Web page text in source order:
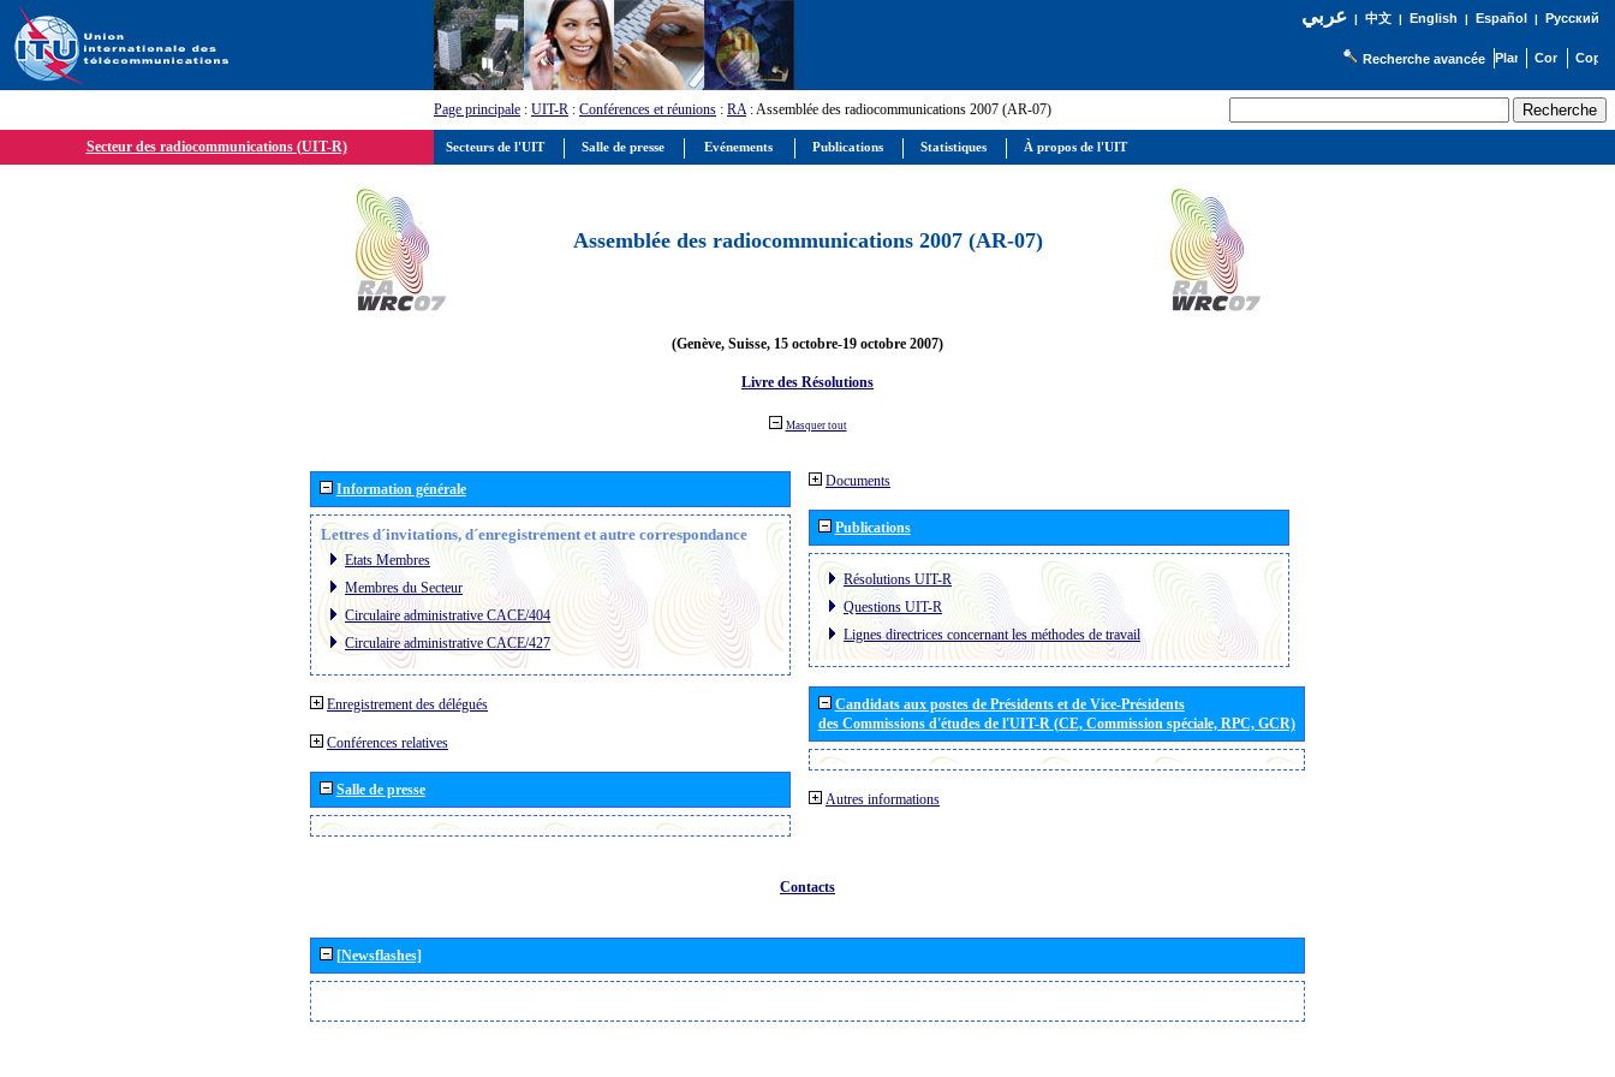
عربي| 中文| English | Español | Русский
Recherche avancée
Page principale : UIT-R : Conférences et réunions : RA: Assemblée des radiocommunications 2007 (AR-07)
Secteur des radiocommunications (UIT-R)
Assemblée des radiocommunications 2007 (AR-07)
(Genève, Suisse, 15 octobre-19 octobre 2007)
Livre des Résolutions
Masquer tout
Information générale
Lettres d´invitations, d´enregistrement et autre correspondance
Etats Membres
Membres du Secteur
Circulaire administrative CACE/404
Circulaire administrative CACE/427
Enregistrement des délégués
Conférences relatives
Salle de presse
Documents
Publications
Résolutions UIT-R
Questions UIT-R
Lignes directrices concernant les méthodes de travail
Candidats aux postes de Présidents et de Vice-Présidents
des Commissions d'études de l'UIT-R (CE, Commission spéciale, RPC, GCR)
Autres informations
Contacts
[Newsflashes]
Secteurs de l'UIT Salle de presse Evénements Publications Statistiques À propos de l'UIT